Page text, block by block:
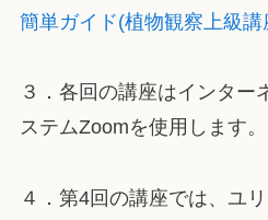
簡単ガイド(植物観察上級講
３．各回の講座はインター
ステムZoomを使用します。
４．第4回の講座では、ユ